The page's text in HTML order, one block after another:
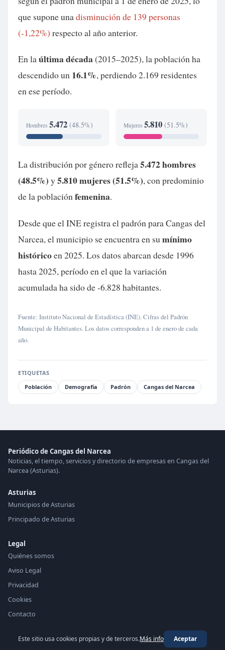
que supone unadisminución de 139 personas
(-1,22%) respecto al año anterior.
En laúltima década(2015–2025), la población ha
descendido un 16.1%, perdiendo 2.169 residentes
en ese período.
Hombres 5.472 (48.5%) Mujeres 5.810 (51.5%)
La distribución por género refleja5.472 hombres
(48.5%) y5.810 mujeres (51.5%), con predominio
de la poblaciónfemenina.
Desde que el INE registra el padrón para Cangas del
Narcea, el municipio se encuentra en su mínimo
históricoen 2025. Los datos abarcan desde 1996
hasta 2025, período en el que la variación
acumulada ha sido de -6.828 habitantes.
Fuente: Instituto Nacional de Estadística (INE). Cifras del Padrón
Municipal de Habitantes. Los datos corresponden a 1 de enero de cada
año.
ETIQUETAS
Población
Demografía Padrón Cangas del Narcea
Periódico de Cangas del Narcea
Noticias, el tiempo, servicios y directorio de empresas en Cangas del
Narcea (Asturias).
Asturias
Municipios de Asturias
Principado de Asturias
Legal
Quiénes somos
Aviso Legal
Privacidad
Cookies
Contacto
© 2026 Periódico de Cangas del Narcea ·periodico.top
Este sitio usa cookies propias y de terceros.Más info Aceptar